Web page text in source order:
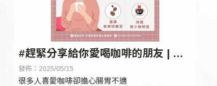
#趕緊分享給你愛喝咖啡的朋友 | 台
中腸胃科
發佈：2025/05/15
很多人喜愛咖啡卻擔心腸胃不適